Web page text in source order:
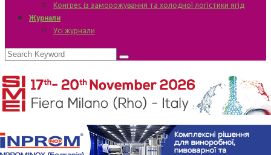
Конгрес із заморожування та холодної логістики ягід
Журнали
Усі журнали